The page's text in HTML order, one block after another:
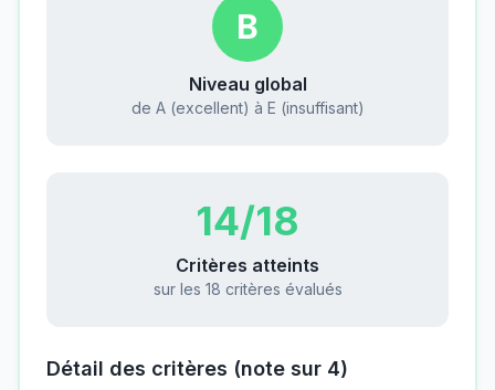
B
Niveau global
de A (excellent) à E (insuffisant)
14/18
Critères atteints
sur les 18 critères évalués
Détail des critères (note sur 4)